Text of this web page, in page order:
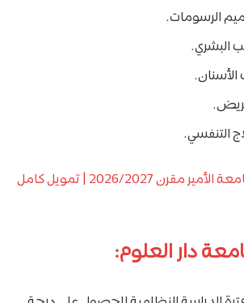
الرسومات.
البشري.
التنفسي.
منحة جامعة الأمير مقرن 2026/2027 | تمويل كامل
دار العلوم: